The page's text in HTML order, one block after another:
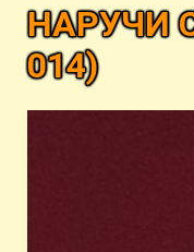
НАРУЧИ
014)